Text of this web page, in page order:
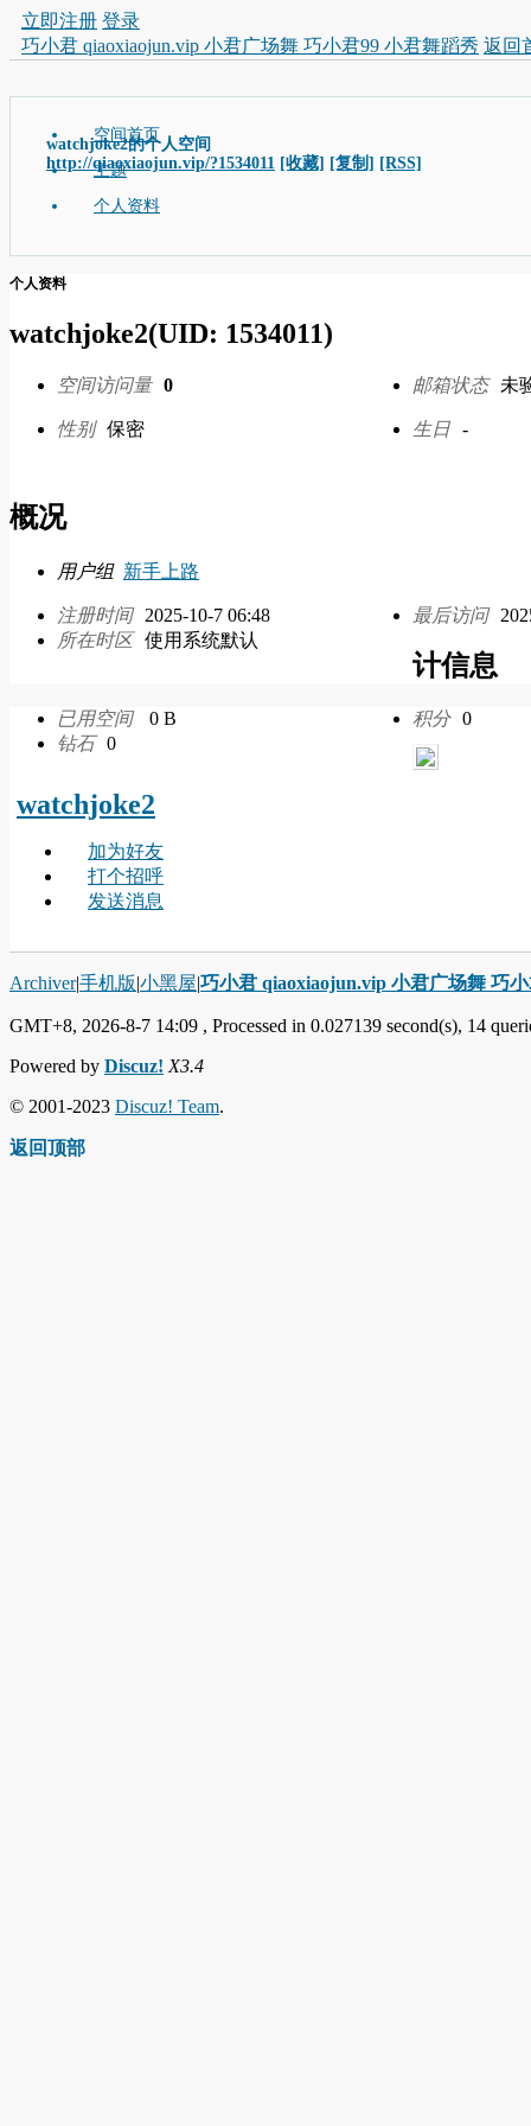
立即注册 登录
巧小君 qiaoxiaojun.vip 小君广场舞 巧小君99 小君舞蹈秀 返回
watchjoke2的个人空间
http://qiaoxiaojun.vip/?1534011 [收藏] [复制] [RSS]
空间首页
主题
个人资料
个人资料
watchjoke2(UID: 1534011)
空间访问量 0 邮箱状态 未
性别 保密 生日 -
概况
用户组 新手上路
注册时间 2025-10-7 06:48 最后访问
所在时区 使用系统默认
计信息
已用空间 0 B 积分 0
钻石 0
watchjoke2
加为好友
打个招呼
发送消息
Archiver|手机版|小黑屋|巧小君 qiaoxiaojun.vip 小君广场舞 巧
GMT+8, 2026-8-7 14:09 , Processed in 0.027139 second(s), 14
Powered by Discuz! X3.4
© 2001-2023 Discuz! Team.
返回顶部